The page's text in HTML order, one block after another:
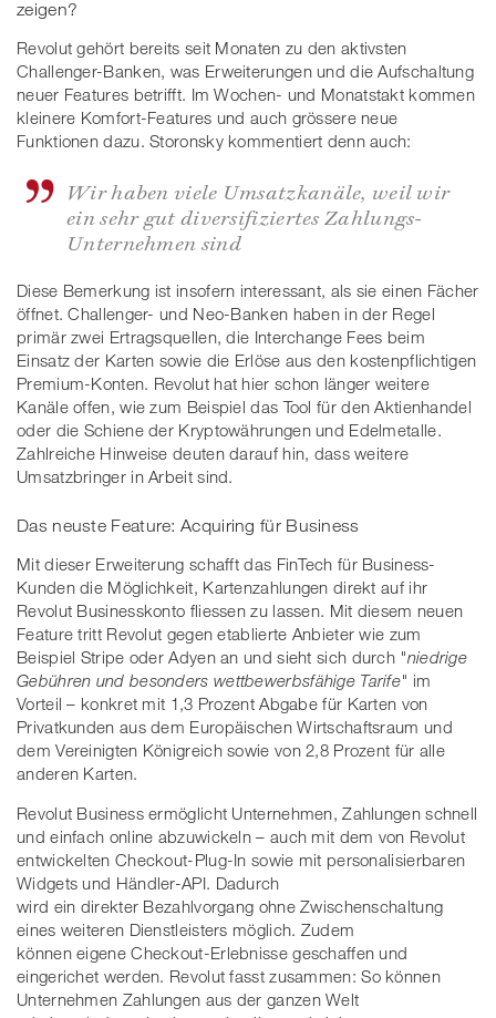
zeigen?
Revolut gehört bereits seit Monaten zu den aktivsten
Challenger-Banken, was Erweiterungen und die Aufschaltung
neuer Features betrifft. Im Wochen- und Monatstakt kommen
kleinere Komfort-Features und auch grössere neue
Funktionen dazu. Storonsky kommentiert denn auch:
Wir haben viele Umsatzkanäle, weil wir
ein sehr gut diversifiziertes Zahlungs-
Unternehmen sind
Diese Bemerkung ist insofern interessant, als sie einen Fächer
öffnet. Challenger- und Neo-Banken haben in der Regel
primär zwei Ertragsquellen, die Interchange Fees beim
Einsatz der Karten sowie die Erlöse aus den kostenpflichtigen
Premium-Konten. Revolut hat hier schon länger weitere
Kanäle offen, wie zum Beispiel das Tool für den Aktienhandel
oder die Schiene der Kryptowährungen und Edelmetalle.
Zahlreiche Hinweise deuten darauf hin, dass weitere
Umsatzbringer in Arbeit sind.
Das neuste Feature: Acquiring für Business
Mit dieser Erweiterung schafft das FinTech für Business-
Kunden die Möglichkeit, Kartenzahlungen direkt auf ihr
Revolut Businesskonto fliessen zu lassen. Mit diesem neuen
Feature tritt Revolut gegen etablierte Anbieter wie zum
Beispiel Stripe oder Adyen an und sieht sich durch "niedrige
Gebühren und besonders wettbewerbsfähige Tarife" im
Vorteil – konkret mit 1,3 Prozent Abgabe für Karten von
Privatkunden aus dem Europäischen Wirtschaftsraum und
dem Vereinigten Königreich sowie von 2,8 Prozent für alle
anderen Karten.
Revolut Business ermöglicht Unternehmen, Zahlungen schnell
und einfach online abzuwickeln – auch mit dem von Revolut
entwickelten Checkout-Plug-In sowie mit personalisierbaren
Widgets und Händler-API. Dadurch
wird ein direkter Bezahlvorgang ohne Zwischenschaltung
eines weiteren Dienstleisters möglich. Zudem
können eigene Checkout-Erlebnisse geschaffen und
eingerichet werden. Revolut fasst zusammen: So können
Unternehmen Zahlungen aus der ganzen Welt